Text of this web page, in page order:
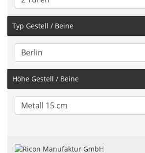
Typ Gestell / Beine
Höhe Gestell / Beine